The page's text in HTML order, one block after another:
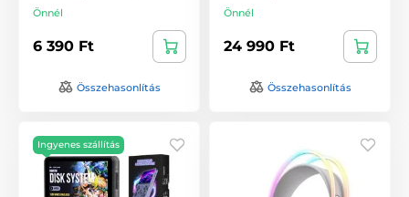
Önnél
6 390 Ft
Összehasonlítás
Önnél
24 990 Ft
Összehasonlítás
Ingyenes szállítás